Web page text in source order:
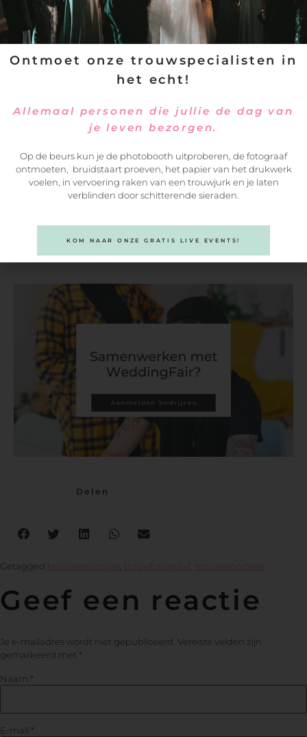
Delen
Getagged bruidsreportage , trouwfotograaf, trouwreportage
Geef een reactie
Je e-mailadres wordt niet gepubliceerd. Vereiste velden zijn
gemarkeerd met *
Naam *
E-mail *
Ontmoet onze trouwspecialisten in
het echt!
Allemaal personen die jullie de dag van
je leven bezorgen.
Op de beurs kun je de photobooth uitproberen, de fotograaf
ontmoeten, bruidstaart proeven, het papier van het drukwerk
voelen, in vervoering raken van een trouwjurk en je laten
verblinden door schitterende sieraden.
KOM NAAR ONZE GRATIS LIVE EVENTS!